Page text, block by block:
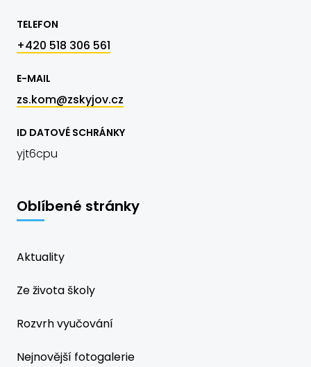
TELEFON
+420 518 306 561
E-MAIL
zs.kom@zskyjov.cz
ID DATOVÉ SCHRÁNKY
yjt6cpu
Oblíbené stránky
Aktuality
Ze života školy
Rozvrh vyučování
Nejnovější fotogalerie